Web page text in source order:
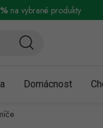
údajů Obchodní
na vybrané produkty
Domácnost